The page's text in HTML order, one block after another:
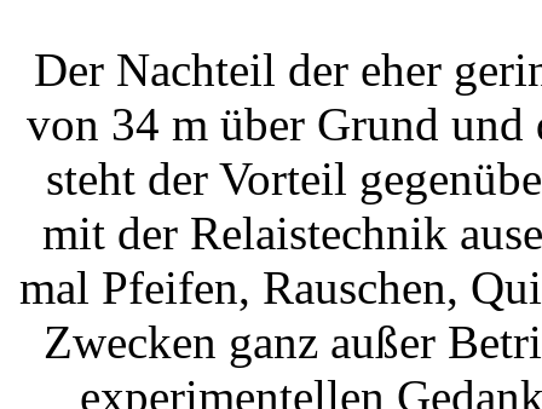
Der Nachteil der eher
von 34 m über Grund und
steht der Vorteil
mit der Relaistechnik
mal Pfeifen, Rauschen,
Zwecken ganz außer
experimentellen